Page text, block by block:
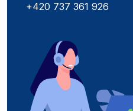
+420 737 361 926